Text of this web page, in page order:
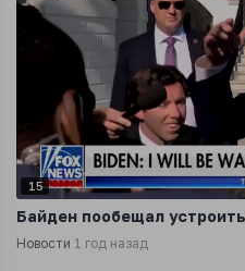
15
Байден пообещал
Новости 1 год назад